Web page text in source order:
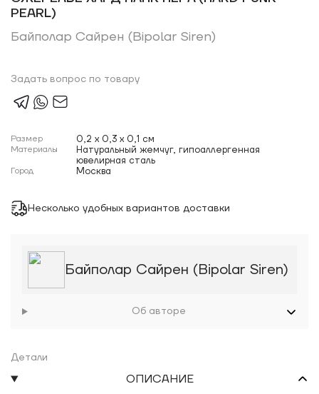
PEARL)
Байполар Сайрен (Bipolar Siren)
Задать вопрос по товару
Размер 0,2 x 0,3 x 0,1 см
Материалы
Натуральный жемчуг, гипоаллергенная
ювелирная сталь
Город Москва
Несколько удобных вариантов доставки
Байполар Сайрен (Bipolar Siren)
Об авторе
Детали
ОПИСАНИЕ